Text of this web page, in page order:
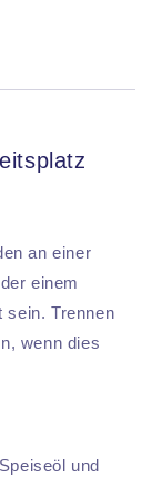
an einer
einem
sein. Trennen
wenn dies
und